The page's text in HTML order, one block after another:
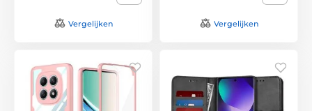
Vergelijken Vergelijken